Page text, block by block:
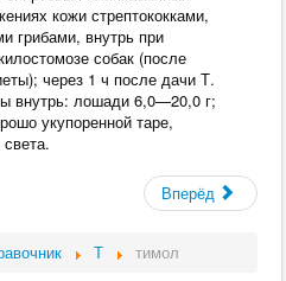
кожи стрептококками,
грибами, внутрь при
собак (после
через 1 ч после дачи Т.
внутрь: лошади 6,0—20,0 г;
укупоренной таре,
Вперёд
Т
тимол